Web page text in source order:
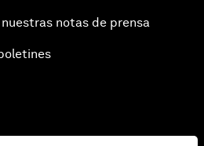
notas de prensa